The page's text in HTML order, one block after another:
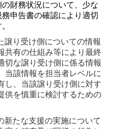
財務状況について、少な
申告書の確認により適切
譲り受け側についての情報
共有の仕組み等により最終
切な譲り受け側に係る情報
当該情報を担当者レベルに
し、当該譲り受け側に対す
供を慎重に検討するための
新たな支援の実施について